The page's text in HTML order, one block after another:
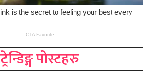
ट्रेन्डिङ्ग पोस्टहरु